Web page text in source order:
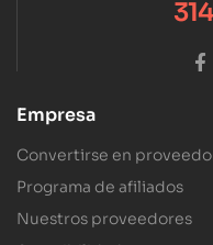
Empresa
Convertirse en
Programa de afiliados
Nuestros proveedores